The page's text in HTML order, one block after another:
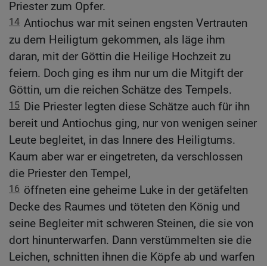
Priester zum Opfer.
14 Antiochus war mit seinen engsten Vertrauten
zu dem Heiligtum gekommen, als läge ihm
daran, mit der Göttin die Heilige Hochzeit zu
feiern. Doch ging es ihm nur um die Mitgift der
Göttin, um die reichen Schätze des Tempels.
15 Die Priester legten diese Schätze auch für ihn
bereit und Antiochus ging, nur von wenigen seiner
Leute begleitet, in das Innere des Heiligtums.
Kaum aber war er eingetreten, da verschlossen
die Priester den Tempel,
16 öffneten eine geheime Luke in der getäfelten
Decke des Raumes und töteten den König und
seine Begleiter mit schweren Steinen, die sie von
dort hinunterwarfen. Dann verstümmelten sie die
Leichen, schnitten ihnen die Köpfe ab und warfen